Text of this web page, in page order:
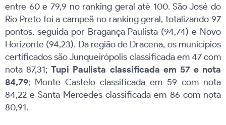
entre 60 e 79,9 no ranking geral até 100. São José do
Rio Preto foi a campeã no ranking geral, totalizando 97
pontos, seguida por Bragança Paulista (94,74) e Novo
Horizonte (94,23). Da região de Dracena, os municípios
certificados são Junqueirópolis classificada em 47 com
nota 87,31;Tupi Paulista classificada em 57 e nota
84,79; Monte Castelo classificada em 59 com nota
84,22 e Santa Mercedes classificada em 86 com nota
80,91.